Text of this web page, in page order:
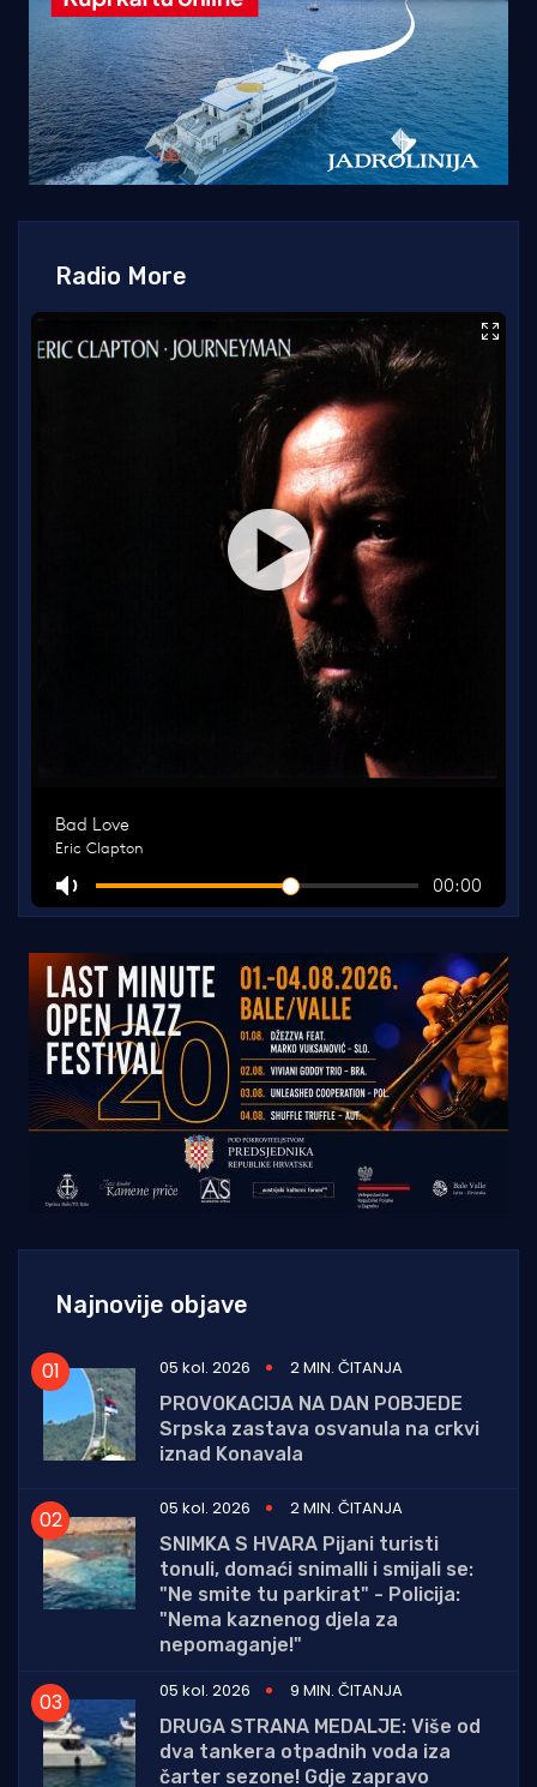
Radio More
Najnovije objave
05 kol. 2026
2 MIN. ČITANJA
PROVOKACIJA NA DAN POBJEDE
Srpska zastava osvanula na crkvi
iznad Konavala
05 kol. 2026
2 MIN. ČITANJA
SNIMKA S HVARA Pijani turisti
tonuli, domaći snimalli i smijali se:
"Ne smite tu parkirat" - Policija:
"Nema kaznenog djela za
nepomaganje!"
05 kol. 2026
9 MIN. ČITANJA
DRUGA STRANA MEDALJE: Više od
dva tankera otpadnih voda iza
čarter sezone! Gdje zapravo